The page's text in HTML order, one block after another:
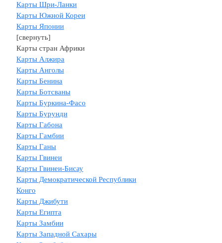
Карты Шри-Ланки
Карты Южной Кореи
Карты Японии
[свернуть]
Карты стран Африки
Карты Алжира
Карты Анголы
Карты Бенина
Карты Ботсваны
Карты Буркина-Фасо
Карты Бурунди
Карты Габона
Карты Гамбии
Карты Ганы
Карты Гвинеи
Карты Гвинеи-Бисау
Карты Демократической Республики
Конго
Карты Джибути
Карты Египта
Карты Замбии
Карты Западной Сахары